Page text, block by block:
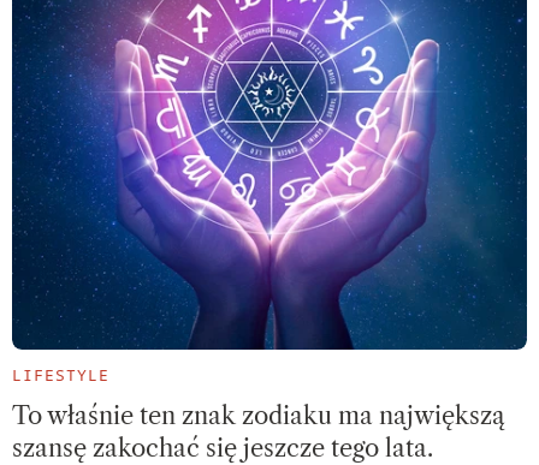
LIFESTYLE
To właśnie ten znak zodiaku ma największą
szansę zakochać się jeszcze tego lata.